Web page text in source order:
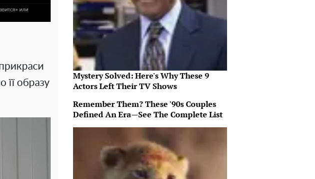
образу
Mystery Solved: Here's Why These 9
Actors Left Their TV Shows
Remember Them? These '90s Couples
Defined An Era—See The Complete List